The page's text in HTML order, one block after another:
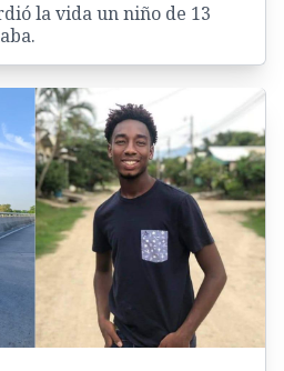
la vida un niño de 13